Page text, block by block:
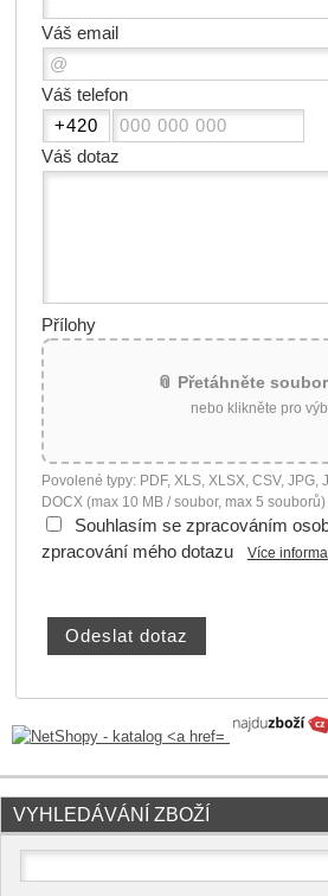
Váš email
Váš telefon
Váš dotaz
Přílohy
📎 Přetáhněte
nebo klikněte pro
Povolené typy: PDF, XLS, XLSX, CSV, JPG,
DOCX (max 10 MB / soubor, max 5 souborů)
Souhlasím se zpracováním
zpracování mého dotazu
Více
VYHLEDÁVÁNÍ ZBOŽÍ